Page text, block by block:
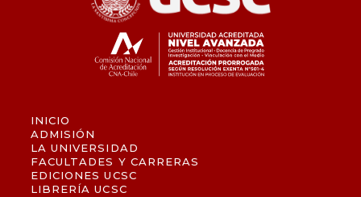
INICIO
ADMISIÓN
LA UNIVERSIDAD
FACULTADES Y CARRERAS
EDICIONES UCSC
LIBRERÍA UCSC